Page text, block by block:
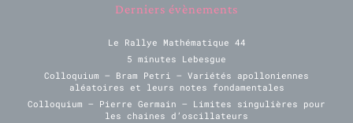
Derniers évènements
Le Rallye Mathématique 44
5 minutes Lebesgue
Colloquium – Bram Petri – Variétés apolloniennes
aléatoires et leurs notes fondamentales
Colloquium – Pierre Germain – Limites singulières pour
les chaines d’oscillateurs